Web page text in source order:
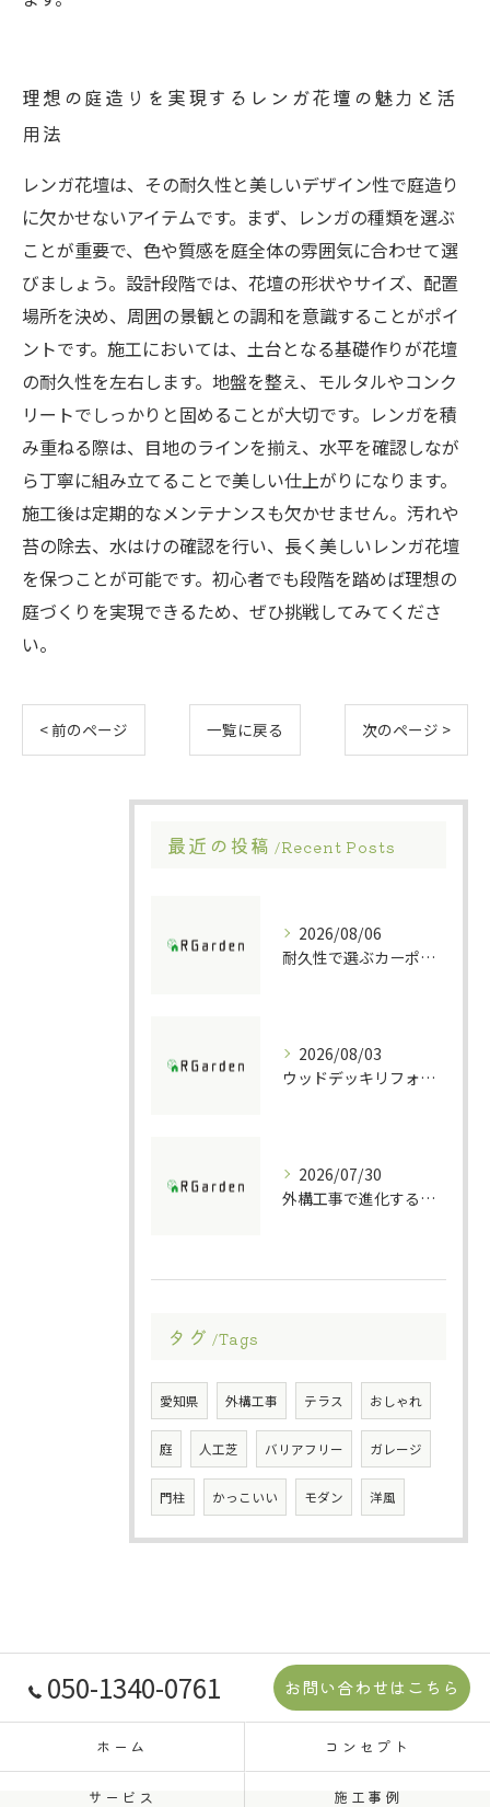
理想の庭造りを実現するレンガ花壇の魅力と活
用法
レンガ花壇は、その耐久性と美しいデザイン性で庭造り
に欠かせないアイテムです。まず、レンガの種類を選ぶ
ことが重要で、色や質感を庭全体の雰囲気に合わせて選
びましょう。設計段階では、花壇の形状やサイズ、配置
場所を決め、周囲の景観との調和を意識することがポイ
ントです。施工においては、土台となる基礎作りが花壇
の耐久性を左右します。地盤を整え、モルタルやコンク
リートでしっかりと固めることが大切です。レンガを積
み重ねる際は、目地のラインを揃え、水平を確認しなが
ら丁寧に組み立てることで美しい仕上がりになります。
施工後は定期的なメンテナンスも欠かせません。汚れや
苔の除去、水はけの確認を行い、長く美しいレンガ花壇
を保つことが可能です。初心者でも段階を踏めば理想の
庭づくりを実現できるため、ぜひ挑戦してみてくださ
い。
< 前のページ 一覧に戻る 次のページ >
最近の投稿 Recent Posts
2026/08/06
耐久性で選ぶカーポート素材の特徴
2026/08/03
ウッドデッキリフォームの重要ポイント解説
2026/07/30
外構工事で進化する防犯ポストの技術
タグ Tags
愛知県 外構工事 テラス おしゃれ
庭 人工芝 バリアフリー ガレージ
門柱 かっこいい モダン 洋風
050-1340-0761 お問い合わせはこちら
ホーム コンセプト
サービス 施工事例